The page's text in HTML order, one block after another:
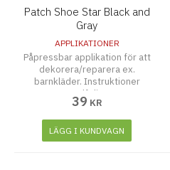
Patch Shoe Star Black and
Gray
APPLIKATIONER
Påpressbar applikation för att
dekorera/reparera ex.
barnkläder. Instruktioner
medföljer.
39 KR
LÄGG I KUNDVAGN